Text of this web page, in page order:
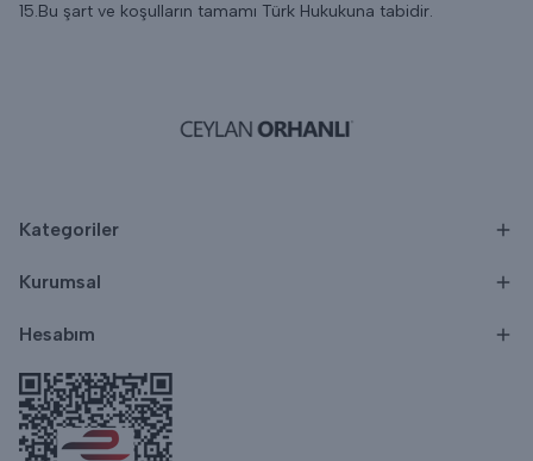
15.Bu şart ve koşulların tamamı Türk Hukukuna tabidir.
Kategoriler
Kurumsal
Hesabım